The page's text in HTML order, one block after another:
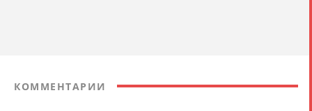
КОММЕНТАРИИ